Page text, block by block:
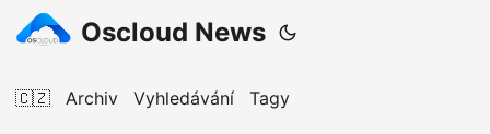
Oscloud News
🇨🇿 Archiv Vyhledávání Tagy